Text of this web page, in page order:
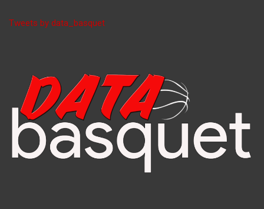
Tweets by data_basquet